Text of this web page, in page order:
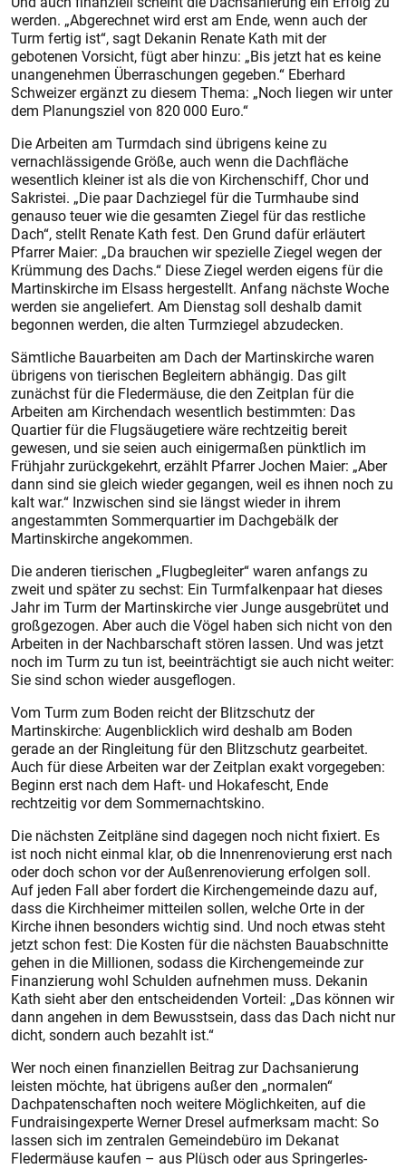
werden. „Abgerechnet wird erst am Ende, wenn auch der
Turm fertig ist“, sagt Dekanin Renate Kath mit der
gebotenen Vorsicht, fügt aber hinzu: „Bis jetzt hat es keine
unangenehmen Überraschungen gegeben.“ Eberhard
Schweizer ergänzt zu diesem Thema: „Noch liegen wir unter
dem Planungsziel von 820 000 Euro.“
Die Arbeiten am Turmdach sind übrigens keine zu
vernachlässigende Größe, auch wenn die Dachfläche
wesentlich kleiner ist als die von Kirchenschiff, Chor und
Sakristei. „Die paar Dachziegel für die Turmhaube sind
genauso teuer wie die gesamten Ziegel für das restliche
Dach“, stellt Renate Kath fest. Den Grund dafür erläutert
Pfarrer Maier: „Da brauchen wir spezielle Ziegel wegen der
Krümmung des Dachs.“ Diese Ziegel werden eigens für die
Martinskirche im Elsass hergestellt. Anfang nächste Woche
werden sie angeliefert. Am Dienstag soll deshalb damit
begonnen werden, die alten Turmziegel abzudecken.
Sämtliche Bauarbeiten am Dach der Martinskirche waren
übrigens von tierischen Begleitern abhängig. Das gilt
zunächst für die Fledermäuse, die den Zeitplan für die
Arbeiten am Kirchendach wesentlich bestimmten: Das
Quartier für die Flugsäugetiere wäre rechtzeitig bereit
gewesen, und sie seien auch einigermaßen pünktlich im
Frühjahr zurückgekehrt, erzählt Pfarrer Jochen Maier: „Aber
dann sind sie gleich wieder gegangen, weil es ihnen noch zu
kalt war.“ Inzwischen sind sie längst wieder in ihrem
angestammten Sommerquartier im Dachgebälk der
Martinskirche angekommen.
Die anderen tierischen „Flugbegleiter“ waren anfangs zu
zweit und später zu sechst: Ein Turmfalkenpaar hat dieses
Jahr im Turm der Martinskirche vier Junge ausgebrütet und
großgezogen. Aber auch die Vögel haben sich nicht von den
Arbeiten in der Nachbarschaft stören lassen. Und was jetzt
noch im Turm zu tun ist, beeinträchtigt sie auch nicht weiter:
Sie sind schon wieder ausgeflogen.
Vom Turm zum Boden reicht der Blitzschutz der
Martinskirche: Augenblicklich wird deshalb am Boden
gerade an der Ringleitung für den Blitzschutz gearbeitet.
Auch für diese Arbeiten war der Zeitplan exakt vorgegeben:
Beginn erst nach dem Haft- und Hokafescht, Ende
rechtzeitig vor dem Sommernachtskino.
Die nächsten Zeitpläne sind dagegen noch nicht fixiert. Es
ist noch nicht einmal klar, ob die Innenrenovierung erst nach
oder doch schon vor der Außenrenovierung erfolgen soll.
Auf jeden Fall aber fordert die Kirchengemeinde dazu auf,
dass die Kirchheimer mitteilen sollen, welche Orte in der
Kirche ihnen besonders wichtig sind. Und noch etwas steht
jetzt schon fest: Die Kosten für die nächsten Bauabschnitte
gehen in die Millionen, sodass die Kirchengemeinde zur
Finanzierung wohl Schulden aufnehmen muss. Dekanin
Kath sieht aber den entscheidenden Vorteil: „Das können wir
dann angehen in dem Bewusstsein, dass das Dach nicht nur
dicht, sondern auch bezahlt ist.“
Wer noch einen finanziellen Beitrag zur Dachsanierung
leisten möchte, hat übrigens außer den „normalen“
Dachpatenschaften noch weitere Möglichkeiten, auf die
Fundraisingexperte Werner Dresel aufmerksam macht: So
lassen sich im zentralen Gemeindebüro im Dekanat
Fledermäuse kaufen – aus Plüsch oder aus Springerles-